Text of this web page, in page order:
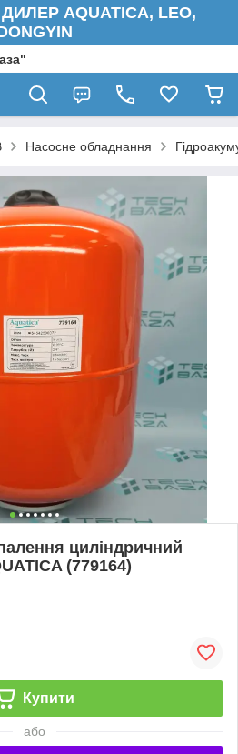
AQUATICA, LEO,
Насосне обладнання
циліндричний
(779164)
Купити
або